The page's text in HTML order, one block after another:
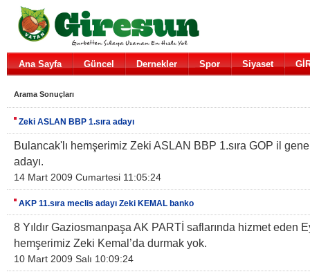
Ana Sayfa Güncel Dernekler Spor Siyaset
Arama Sonuçları
Zeki ASLAN BBP 1.sıra adayı
Bulancak'lı hemşerimiz Zeki ASLAN BBP 1.sıra GOP il
adayı.
14 Mart 2009 Cumartesi 11:05:24
AKP 11.sıra meclis adayı Zeki KEMAL banko
8 Yıldır Gaziosmanpaşa AK PARTİ saflarında hizmet eden
hemşerimiz Zeki Kemal’da durmak yok.
10 Mart 2009 Salı 10:09:24